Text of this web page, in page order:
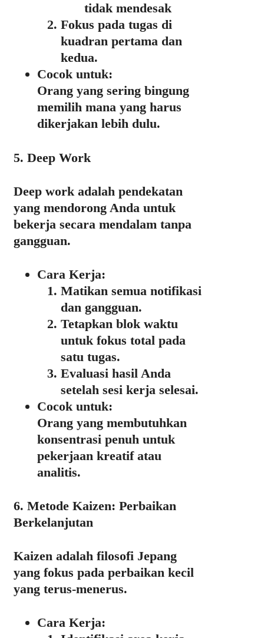
tidak mendesak
Fokus pada tugas di
kuadran pertama dan
kedua.
Cocok untuk:
Orang yang sering bingung
memilih mana yang harus
dikerjakan lebih dulu.
5. Deep Work
Deep work adalah pendekatan
yang mendorong Anda untuk
bekerja secara mendalam tanpa
gangguan.
Cara Kerja:
Matikan semua notifikasi
dan gangguan.
Tetapkan blok waktu
untuk fokus total pada
satu tugas.
Evaluasi hasil Anda
setelah sesi kerja selesai.
Cocok untuk:
Orang yang membutuhkan
konsentrasi penuh untuk
pekerjaan kreatif atau
analitis.
6. Metode Kaizen: Perbaikan
Berkelanjutan
Kaizen adalah filosofi Jepang
yang fokus pada perbaikan kecil
yang terus-menerus.
Cara Kerja: